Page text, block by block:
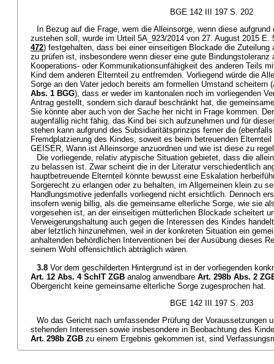
BGE 142 III 197 S. 202
In Bezug auf die Frage, wem die Alleinsorge, wenn diese
zustehen soll, wurde im Urteil 5A_923/2014 von 27. August 2015
472) festgehalten, dass bei einer einseitigen Blockade die Zuteilung
zu prüfen ist, insbesondere wenn dieser eine gute Bindungstoleranz
Kooperations- oder Kommunikationsunfähigkeit des anderen Teils
Kind dem anderen Elternteil zu entfremden. Vorliegend würde die
Sorge an den Vater jedoch bereits am formellen Umstand scheitern (
Abs. 1 BGG), dass er weder im kantonalen noch im vorliegenden
Antrag gestellt, sondern sich darauf beschränkt hat, die
Sie könnte aber auch von der Sache her nicht in Frage kommen.
augenfällig nicht fähig, das Kind bei sich aufzunehmen und für
stehen kann aufgrund des Subsidiaritätsprinzips ferner die
Fremdplatzierung des Kindes, soweit es beim betreuenden
GEISER, Wann ist Alleinsorge anzuordnen und wie ist diese zu
Die vorliegende, relativ atypische Situation gebietet, dass die
zu belassen ist. Zwar scheint die in der Literatur verschiedentlich
hauptbetreuende Elternteil könnte bewusst eine Eskalation
Sorgerecht zu erlangen oder zu behalten, im Allgemeinen klein zu
Handlungsmotive jedenfalls vorliegend nicht ersichtlich. Dennoch
insofern wenig billig, als die gemeinsame elterliche Sorge, wie sie
vorgesehen ist, an der einseitigen mütterlichen Blockade scheitert
Verweigerungshaltung auch gegen die Interessen des Kindes
aber letztlich hinzunehmen, weil in der konkreten Situation ein
anhaltenden behördlichen Interventionen bei der Ausübung dieses
seinem Wohl offensichtlich abträglich wären.
3.8 Vor dem geschilderten Hintergrund ist in der vorliegenden
Art. 12 Abs. 4 SchlT ZGB analog anwendbare Art. 298b Abs. 2
Obergericht keine gemeinsame elterliche Sorge zugesprochen hat.
BGE 142 III 197 S. 203
Wo das Gericht nach umfassender Prüfung der Voraussetzungen
stehenden Interessen sowie insbesondere in Beobachtung des
Art. 298b ZGB zu einem Ergebnis gekommen ist, sind